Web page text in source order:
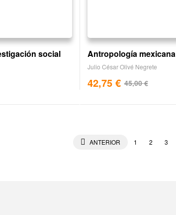
social Antropología mexicana
Julio César Olivé Negrete
45,00€
42,75 €
ANTERIOR 1 2 3